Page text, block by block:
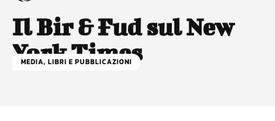
Il Bir & Fud sul New
York Times
MEDIA, LIBRI E PUBBLICAZIONI